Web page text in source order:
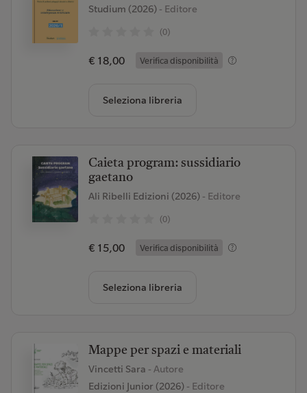
Studium (2026)- Editore
(0)
€ 18,00 Verifica disponibilità
Seleziona libreria
Caieta program: sussidiario
gaetano
Ali Ribelli Edizioni (2026)- Editore
(0)
€ 15,00 Verifica disponibilità
Seleziona libreria
Mappe per spazi e materiali
Vincetti Sara - Autore
Edizioni Junior (2026)- Editore